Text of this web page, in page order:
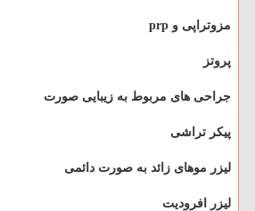
مزوتراپی و prp
پروتز
جراحی های مربوط به زیبایی صورت
پیکر تراشی
لیزر موهای زائد به صورت دائمی
لیزر افرودیت